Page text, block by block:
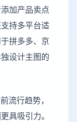
加产品卖点
持多平台适
拼多多、京
设计主图的
流行趋势，
具吸引力。